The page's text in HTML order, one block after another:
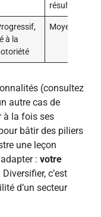
résultats)
à la
Moyen
(consultez
autre cas de
à la fois ses
bâtir des piliers
une leçon
: votre
Diversifier, c’est
d’un secteur